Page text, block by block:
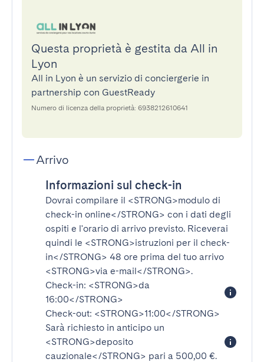
Questa proprietà è gestita da All in
Lyon
All in Lyon è un servizio di conciergerie in
partnership con GuestReady
Numero di licenza della proprietà: 6938212610641
Arrivo
Informazioni sul check-in
Dovrai compilare il <STRONG>modulo di
check-in online</STRONG> con i dati degli
ospiti e l'orario di arrivo previsto. Riceverai
quindi le <STRONG>istruzioni per il check-
in</STRONG> 48 ore prima del tuo arrivo
<STRONG>via e-mail</STRONG>.
Check-in: <STRONG>da
16:00</STRONG>
Check-out: <STRONG>11:00</STRONG>
Sarà richiesto in anticipo un
<STRONG>deposito
cauzionale</STRONG> pari a 500,00 €.